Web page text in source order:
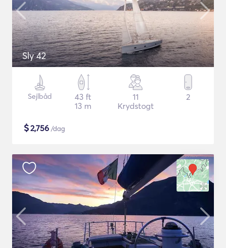
Sly 42
Sejlbåd
43 ft
13 m
11
Krydstogt
2
$2,756 /dag